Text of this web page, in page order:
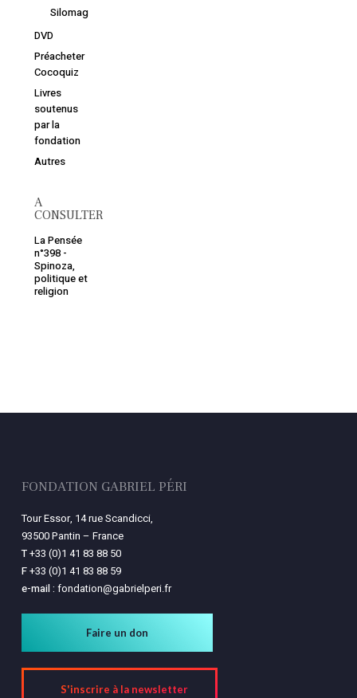
Silomag
DVD
Préacheter
Cocoquiz
Livres
soutenus
par la
fondation
Autres
A
CONSULTER
La Pensée
n°398 -
Spinoza,
politique et
religion
FONDATION GABRIEL PÉRI
Tour Essor, 14 rue Scandicci,
93500 Pantin – France
T+33 (0)1 41 83 88 50
F+33 (0)1 41 83 88 59
e-mail : fondation@gabrielperi.fr
Faire un don
S'inscrire à la newsletter